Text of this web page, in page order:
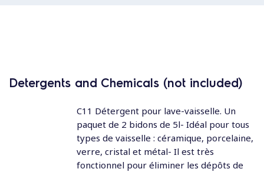
Detergents and Chemicals (not included)
C11 Détergent pour lave-vaisselle. Un
paquet de 2 bidons de 5l- Idéal pour tous
types de vaisselle : céramique, porcelaine,
verre, cristal et métal- Il est très
fonctionnel pour éliminer les dépôts de